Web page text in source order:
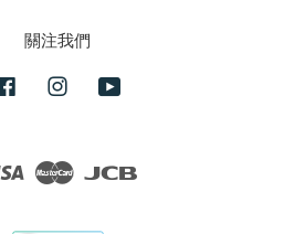
關注我們
FacebookInstagram
Visa Master JCB